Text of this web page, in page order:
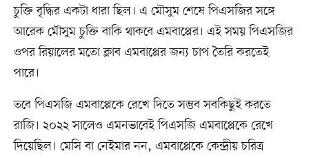
চুক্তি বৃদ্ধির একটা ধারা ছিল। এ মৌসুম শেষে পিএসজির সঙ্গে
আরেক মৌসুম চুক্তি বাকি থাকবে এমবাপ্পের। এই সময় পিএসজির
ওপর রিয়ালের মতো ক্লাব এমবাপ্পের জন্য চাপ তৈরি করতেই
পারে।
তবে পিএসজি এমবাপ্পেকে রেখে দিতে সম্ভব সবকিছুই করতে
রাজি। ২০২২ সালেও এমনভাবেই পিএসজি এমবাপ্পেকে রেখে
দিয়েছিল। মেসি বা নেইমার নন, এমবাপ্পেকে কেন্দ্রীয় চরিত্র